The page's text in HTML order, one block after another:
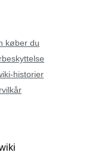
køber du
historier